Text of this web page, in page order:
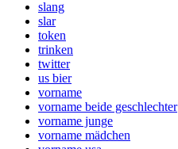
slang
slar
token
trinken
twitter
us bier
vorname
vorname beide geschlechter
vorname junge
vorname mädchen